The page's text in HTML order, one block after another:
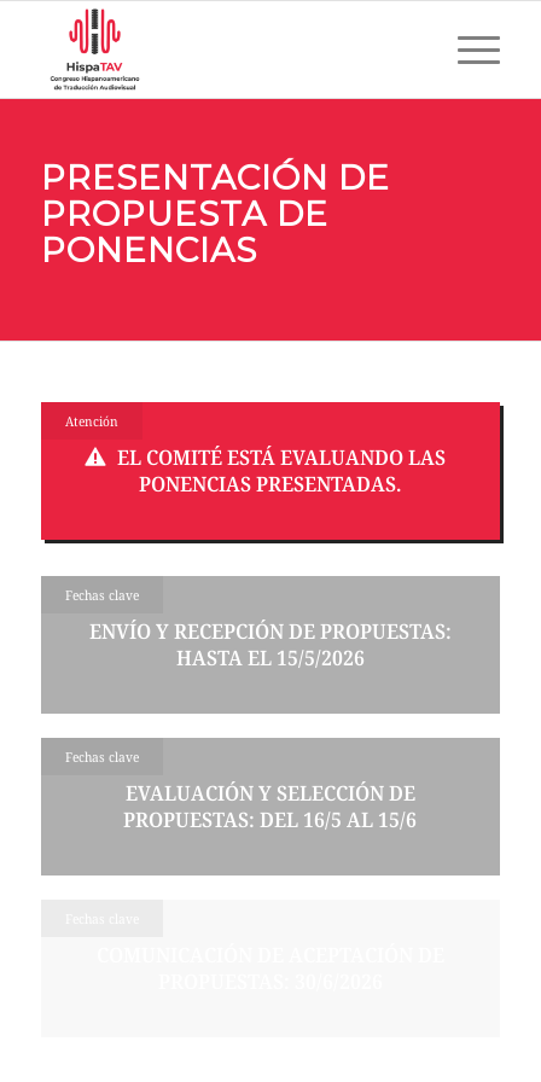
PRESENTACIÓN DE
PROPUESTA DE
PONENCIAS
Atención
EL COMITÉ ESTÁ EVALUANDO LAS
PONENCIAS PRESENTADAS.
Fechas clave
ENVÍO Y RECEPCIÓN DE PROPUESTAS:
HASTA EL 15/5/2026
Fechas clave
EVALUACIÓN Y SELECCIÓN DE
PROPUESTAS: DEL 16/5 AL 15/6